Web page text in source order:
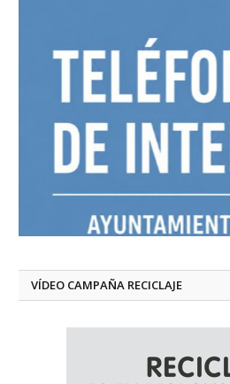
VÍDEO CAMPAÑA RECICLAJE